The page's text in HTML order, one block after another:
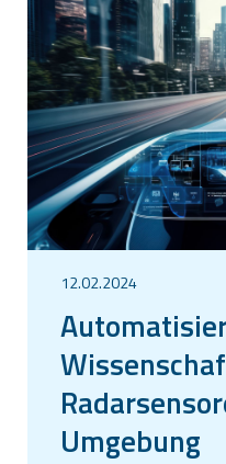
12.02.2024
Umgebung